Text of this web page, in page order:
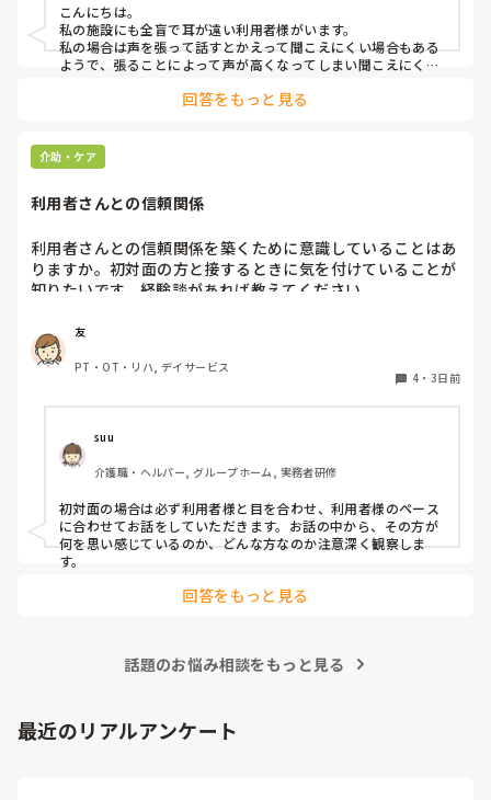
よろしくお願いします。
こんにちは。
私の施設にも全盲で耳が遠い利用者様がいます。
私の場合は声を張って話すとかえって聞こえにくい場合もある
ようで、張ることによって声が高くなってしまい聞こえにくい
回答をもっと見る
介助・ケア
利用者さんとの信頼関係
利用者さんとの信頼関係を築くために意識していることはあ
りますか。初対面の方と接するときに気を付けていることが
知りたいです。経験談があれば教えてください。
友
PT・OT・リハ, デイサービス
4 ・ 3日前
suu
介護職・ヘルパー, グループホーム, 実務者研修
初対面の場合は必ず利用者様と目を合わせ、利用者様のペース
に合わせてお話をしていただきます。お話の中から、その方が
何を思い感じているのか、どんな方なのか注意深く観察しま
す。
回答をもっと見る
話題のお悩み相談をもっと見る
最近のリアルアンケート